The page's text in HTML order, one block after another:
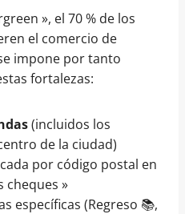
», el 70 % de los
el comercio de
impone por tanto
fortalezas:
(incluidos los
de la ciudad)
por código postal en
cheques »
específicas (Regreso 📚,